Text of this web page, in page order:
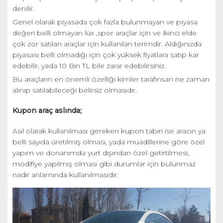
denilir.
Genel olarak piyasada çok fazla bulunmayan ve piyasa
değeri belli olmayan lüx ,spor araçlar için ve ikinci elde
çok zor satılan araçlar için kullanılan terimdir. Aldığınızda
piyasası belli olmadığı için çok yüksek fiyatlara satıp kar
edebilir, yada 10 Bin TL bile zarar edebilirsiniz.
Bu araçların en önemli özelliği kimler tarafınsan ne zaman
alınıp satılabileceği belirsiz olmasıdır.
Kupon araç aslında;
Asıl olarak kullanılması gereken kupon tabiri ise aracın ya
belli sayıda üretilmiş olması, yada muadillerine göre özel
yapım ve donanımda yurt dışından özel getirtilmesi,
modifiye yapılmış olması gibi durumlar için bulunmaz
nadir anlamında kullanılmasıdır.